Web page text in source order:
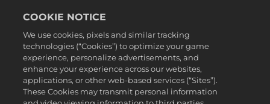
Mentions légales
Politique de confidentialité
Politique sur les cookies
Support
Français
COOKIE NOTICE
We use cookies, pixels and similar tracking
technologies (“Cookies”) to optimize your game
experience, personalize advertisements, and
enhance your experience across our websites,
applications, or other web-based services (“Sites”).
These Cookies may transmit personal information